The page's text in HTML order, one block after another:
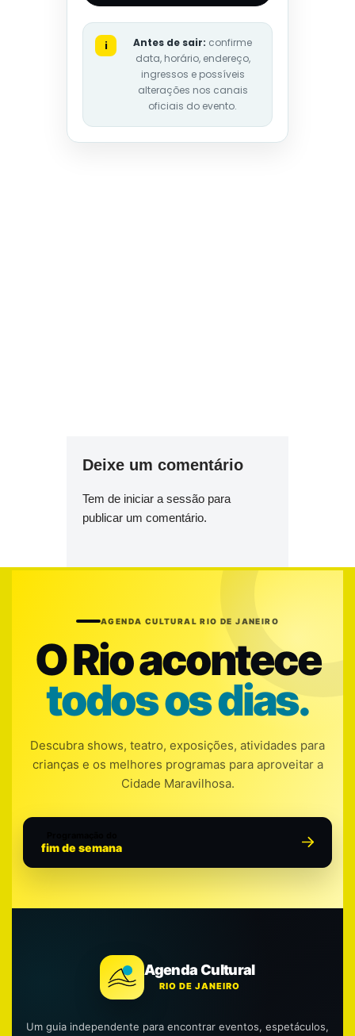
i Antes de sair: confirme
data, horário, endereço,
ingressos e possíveis
alterações nos canais
oficiais do evento.
Deixe um comentário
Tem de iniciar a sessão para
publicar um comentário.
AGENDA CULTURAL RIO DE JANEIRO
O Rio acontece
todos os dias.
Descubra shows, teatro, exposições, atividades para
crianças e os melhores programas para aproveitar a
Cidade Maravilhosa.
fim de semana
Agenda Cultural
RIO DE JANEIRO
Um guia independente para encontrar eventos, espetáculos,